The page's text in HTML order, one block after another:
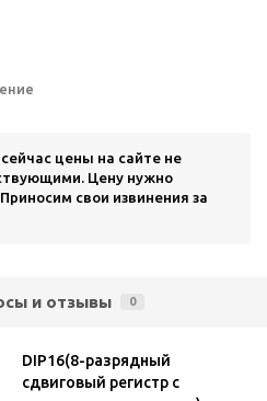
цены на сайте не
Цену нужно
свои извинения за
и отзывы 0
DIP16(8-разрядный
сдвиговый регистр с